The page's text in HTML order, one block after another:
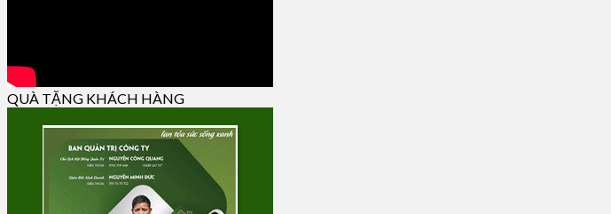
QUÀ TẶNG KHÁCH HÀNG